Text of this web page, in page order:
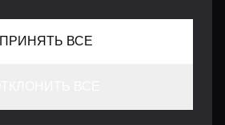
ПРИНЯТЬ ВСЕ